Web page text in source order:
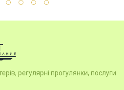
регулярні прогулянки, послуги